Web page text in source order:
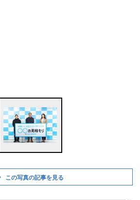
この写真の記事を見る